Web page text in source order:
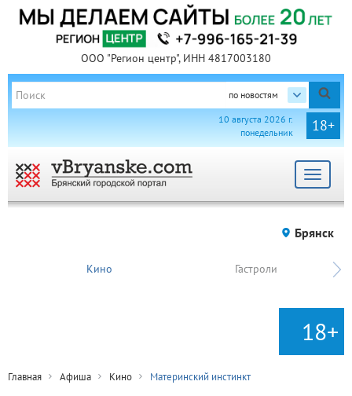
ООО "Регион центр", ИНН 4817003180
по новостям
18+
10 августа 2026 г.
понедельник
Toggle
Брянск
Кино Гастроли
18+
Главная Афиша Кино Материнский инстинкт